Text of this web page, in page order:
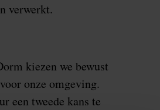
verwerkt.
kiezen we bewust
onze omgeving.
een tweede kans te